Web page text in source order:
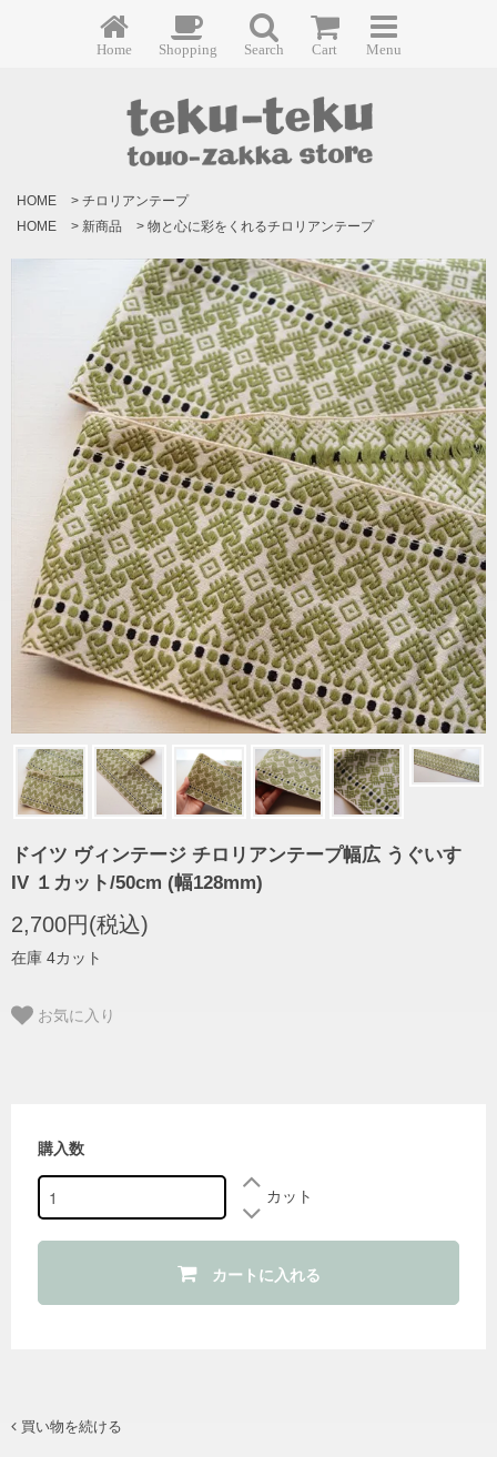
Home Shopping Search Cart Menu
HOME > チロリアンテープ
HOME
> 新商品 > 物と心に彩をくれるチロリアンテープ
ドイツ ヴィンテージ チロリアンテープ幅広 うぐいす
IV １カット/50cm (幅128mm)
2,700円(税込)
在庫 4カット
お気に入り
購入数
カット
カートに入れる
買い物を続ける